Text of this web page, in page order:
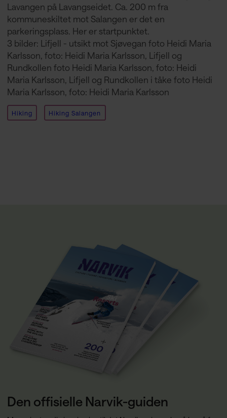
Lavangen på Lavangseidet. Ca. 200 m fra
kommuneskiltet mot Salangen er det en
parkeringsplass. Her er startpunktet.
3 bilder: Lifjell - utsikt mot Sjøvegan foto Heidi Maria
Karlsson, foto: Heidi Maria Karlsson, Lifjell og
Rundkollen foto Heidi Maria Karlsson, foto: Heidi
Maria Karlsson, Lifjell og Rundkollen i tåke foto Heidi
Maria Karlsson, foto: Heidi Maria Karlsson
Hiking Hiking Salangen
Den offisielle Narvik-guiden